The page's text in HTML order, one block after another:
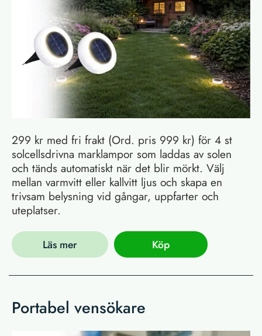
299 kr med fri frakt (Ord. pris 999 kr) för 4 st
solcellsdrivna marklampor som laddas av solen
och tänds automatiskt när det blir mörkt. Välj
mellan varmvitt eller kallvitt ljus och skapa en
trivsam belysning vid gångar, uppfarter och
uteplatser.
Läs mer Köp
Portabel vensökare